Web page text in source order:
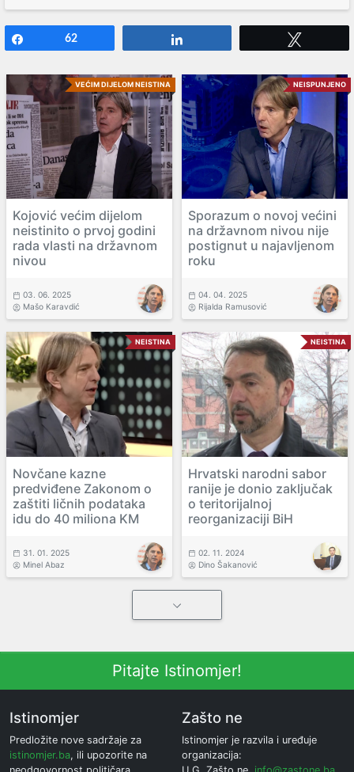
62
VEĆIM DIJELOM NEISTINA
Kojović većim dijelom
neistinito o prvoj godini
rada vlasti na državnom
nivou
03. 06. 2025
Mašo Karavdić
NEISPUNJENO
Sporazum o novoj većini
na državnom nivou nije
postignut u najavljenom
roku
04. 04. 2025
Rijalda Ramusović
NEISTINA
Novčane kazne
predviđene Zakonom o
zaštiti ličnih podataka
idu do 40 miliona KM
31. 01. 2025
Minel Abaz
NEISTINA
Hrvatski narodni sabor
ranije je donio zaključak
o teritorijalnoj
reorganizaciji BiH
02. 11. 2024
Dino Šakanović
Pitajte Istinomjer!
Istinomjer
Predložite nove sadržaje za
istinomjer.ba, ili upozorite na
Zašto ne
Istinomjer je razvila i uređuje
organizacija: